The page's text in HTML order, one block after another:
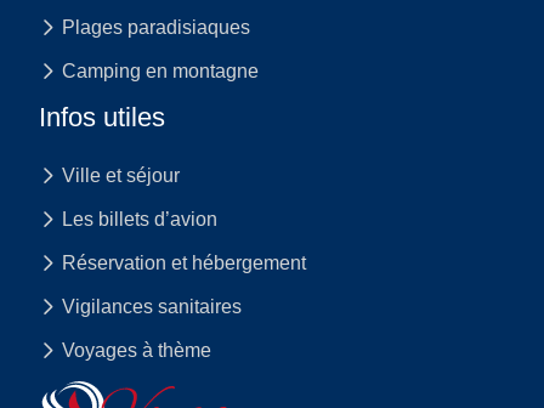
Plages paradisiaques
Camping en montagne
Infos utiles
Ville et séjour
Les billets d’avion
Réservation et hébergement
Vigilances sanitaires
Voyages à thème